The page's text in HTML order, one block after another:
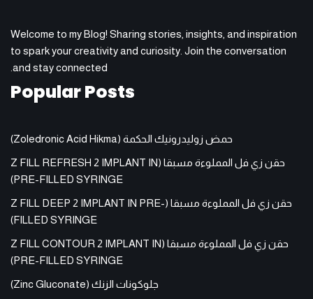
Welcome to my Blog! Sharing stories, insights, and inspiration
to spark your creativity and curiosity. Join the conversation
and stay connected.
Popular Posts
حمض زوليدرونيك الحكمة (Zoledronic Acid Hikma)
حقن زي فل المملوءة مسبقا (Z FILL REFRESH 2 IMPLANT IN
PRE-FILLED SYRINGE)
حقن زي فل المملوءة مسبقا (Z FILL DEEP 2 IMPLANT IN PRE-
FILLED SYRINGE)
حقن زي فل المملوءة مسبقا (Z FILL CONTOUR 2 IMPLANT IN
PRE-FILLED SYRINGE)
جلوكونات الزنك (Zinc Gluconate)